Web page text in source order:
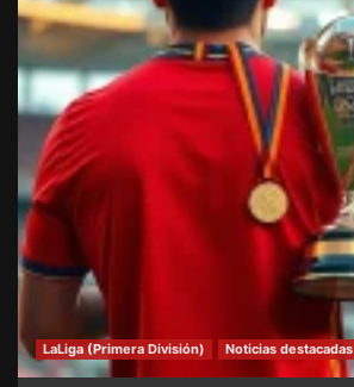
LaLiga (Primera División) Noticias destacadas